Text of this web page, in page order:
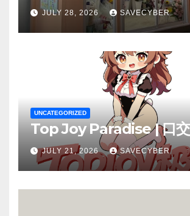
JULY 28, 2026 SAVECYBER
UNCATEGORIZED
Top Joy Paradise | 口
JULY 21, 2026 SAVECYBER